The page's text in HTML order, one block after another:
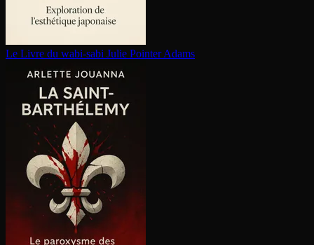
Le Livre du wabi-sabi Julie Pointer Adams